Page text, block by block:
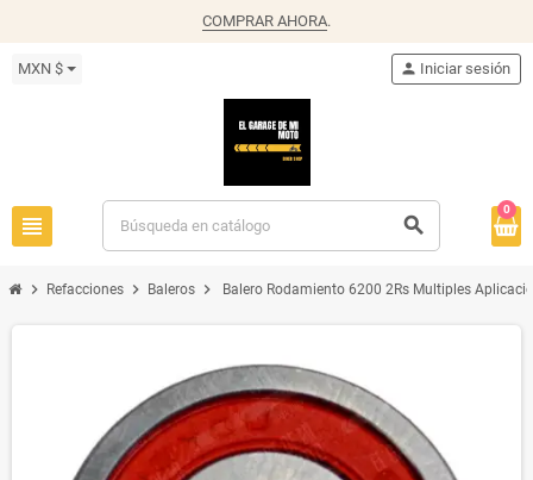
COMPRAR AHORA.
MXN $
view_headline search
person Iniciar sesión
0
chevron_right Refacciones chevron_right Baleros chevron_right Balero Rodamiento 6200 2Rs Multiples